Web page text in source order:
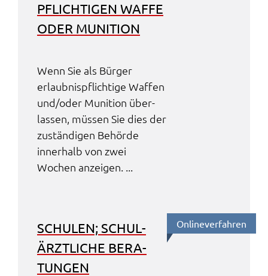
PFLICH­TI­GEN WAFFE
ODER MUNI­TI­ON
Wenn Sie als Bürger
erlaub­nis­pflich­ti­ge Waffen
und/oder Muni­ti­on über­
las­sen, müssen Sie dies der
zustän­di­gen Behör­de
inner­halb von zwei
Wochen anzei­gen. ...
SCHU­LEN; SCHUL­
ÄRZT­LI­CHE BERA­
TUN­GEN
Online­ver­fah­ren